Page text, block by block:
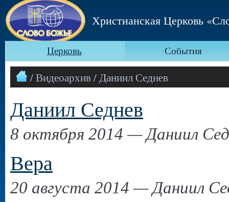
Христианская Церковь
Церковь События
/ Видеоархив / Даниил Седнев
Даниил Седнев
8 октября 2014 — Даниил
Вера
20 августа 2014 — Даниил